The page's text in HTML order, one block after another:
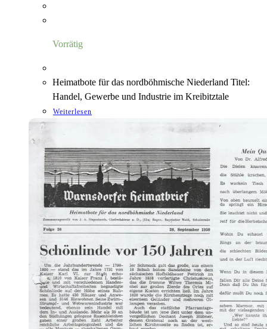
Vorrätig
Heimatbote für das nordböhmische Niederland Titel:
Handel, Gewerbe und Industrie im Kreibitztale
Weiterlesen